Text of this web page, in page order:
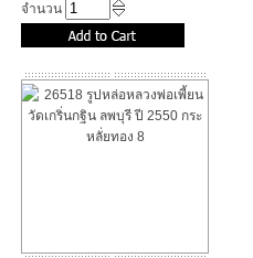
จำนวน